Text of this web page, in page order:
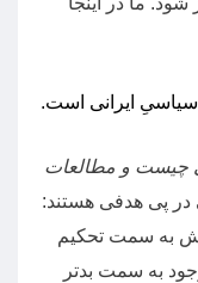
ایرانی است.
چیست و مطالعات
پی هدفی هستند:
به سمت تحکیم
به سمت بدتر